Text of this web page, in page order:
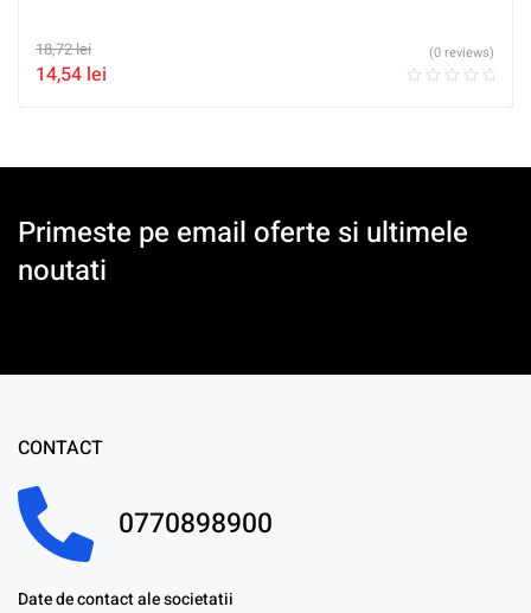
18,72lei
14,54 lei
(0 reviews)
Primeste pe email oferte si ultimele
noutati
CONTACT
0770898900
Date de contact ale societatii